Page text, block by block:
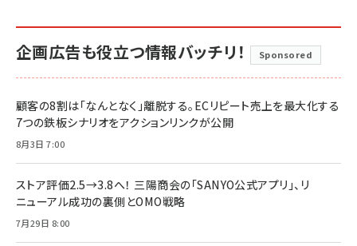
企画広告も役立つ情報バッチリ！ Sponsored
顧客の8割は「なんとなく」離脱する。ECリピート売上を最大化する
7つの鉄板シナリオをアクションリンクが公開
8月3日 7:00
ストア評価2.5→3.8へ！ 三陽商会の「SANYO公式アプリ」、リ
ニューアル成功の裏側とOMO戦略
7月29日 8:00